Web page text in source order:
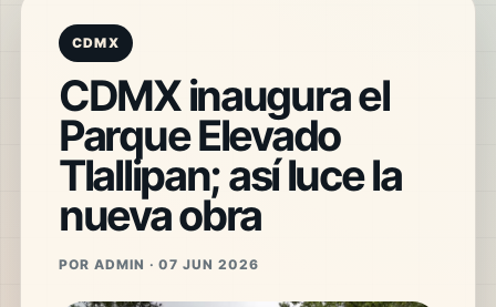
CDMX
CDMX inaugura el
Parque Elevado
Tlallipan; así luce la
nueva obra
POR ADMIN · 07 JUN 2026